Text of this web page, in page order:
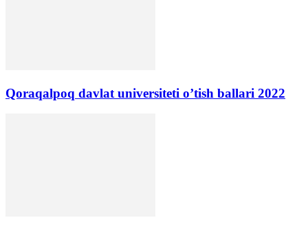
Qoraqalpoq davlat universiteti o’tish ballari 2022